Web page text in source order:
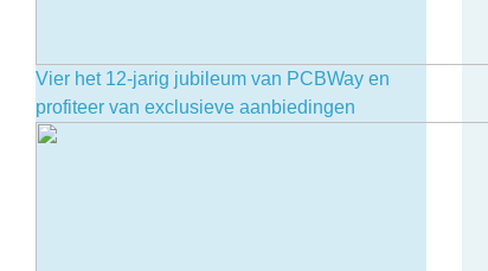
Vier het 12-jarig jubileum van PCBWay en
profiteer van exclusieve aanbiedingen